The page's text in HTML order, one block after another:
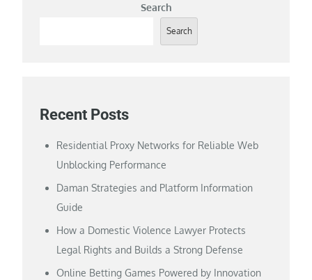
Search
Search
Recent Posts
Residential Proxy Networks for Reliable Web
Unblocking Performance
Daman Strategies and Platform Information
Guide
How a Domestic Violence Lawyer Protects
Legal Rights and Builds a Strong Defense
Online Betting Games Powered by Innovation